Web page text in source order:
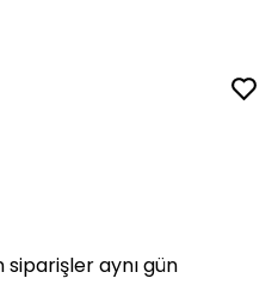
aynı gün